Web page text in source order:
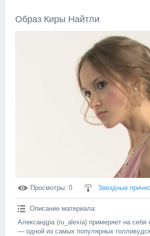
Образ Киры Найтли
Просмотры: 0 Звездные
Описание материала:
Александра (ru_alexia) примеряет на себя
— одной из самых популярных